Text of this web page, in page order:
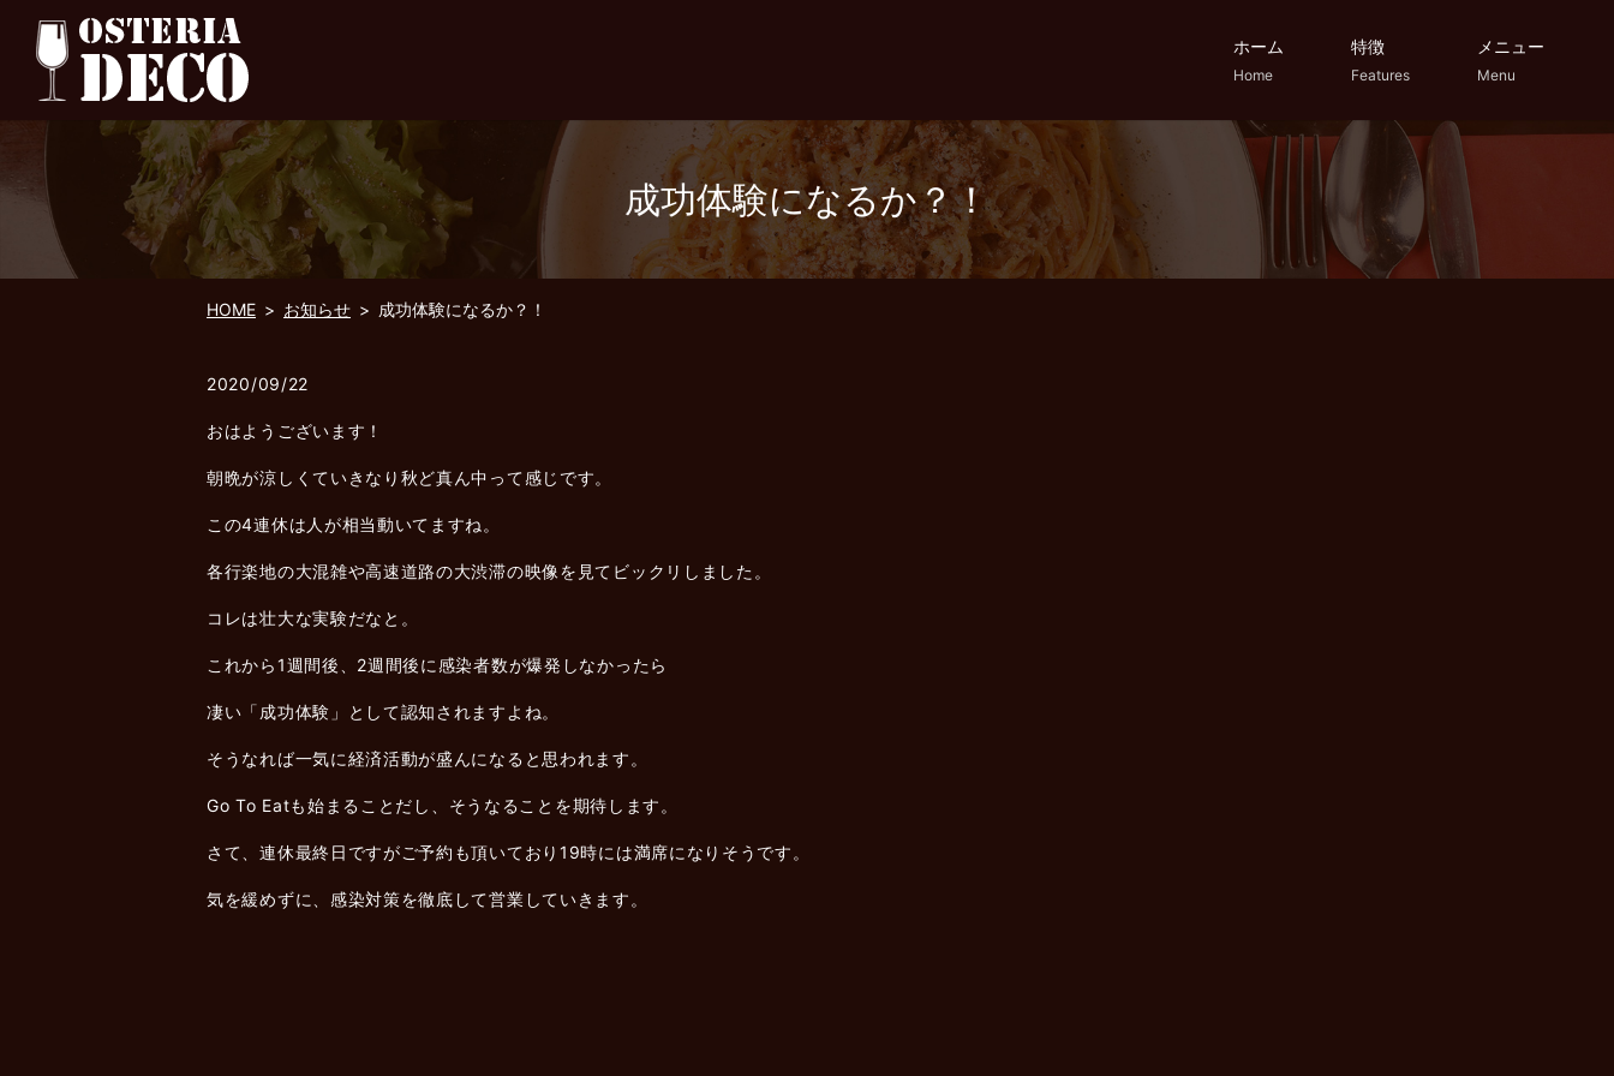
ホーム
Home
特徴
Features
メニュー
Menu
成功体験になるか？！
HOME お知らせ 成功体験になるか？！
2020/09/22
おはようございます！
朝晩が涼しくていきなり秋ど真ん中って感じです。
この4連休は人が相当動いてますね。
各行楽地の大混雑や高速道路の大渋滞の映像を見てビックリしました。
コレは壮大な実験だなと。
これから1週間後、2週間後に感染者数が爆発しなかったら
凄い「成功体験」として認知されますよね。
そうなれば一気に経済活動が盛んになると思われます。
Go To Eatも始まることだし、そうなることを期待します。
さて、連休最終日ですがご予約も頂いており19時には満席になりそうです。
気を緩めずに、感染対策を徹底して営業していきます。